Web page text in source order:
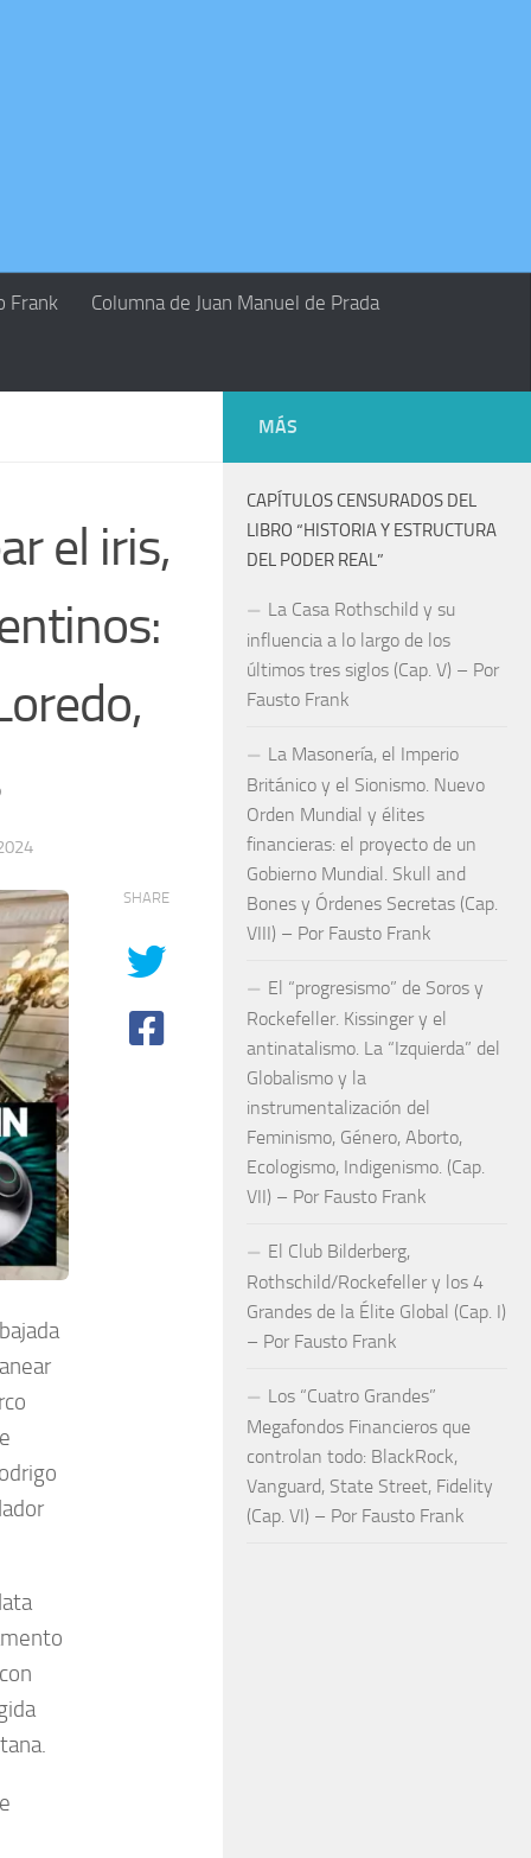
Frank Columna de Juan Manuel de Prada
el iris,
SHARE
MÁS
CAPÍTULOS CENSURADOS DEL
LIBRO “HISTORIA Y ESTRUCTURA
DEL PODER REAL”
La Casa Rothschild y su
influencia a lo largo de los
últimos tres siglos (Cap. V) – Por
Fausto Frank
La Masonería, el Imperio
Británico y el Sionismo. Nuevo
Orden Mundial y élites
financieras: el proyecto de un
Gobierno Mundial. Skull and
Bones y Órdenes Secretas (Cap.
VIII) – Por Fausto Frank
El “progresismo” de Soros y
Rockefeller. Kissinger y el
antinatalismo. La “Izquierda” del
Globalismo y la
instrumentalización del
Feminismo, Género, Aborto,
Ecologismo, Indigenismo. (Cap.
VII) – Por Fausto Frank
El Club Bilderberg,
Rothschild/Rockefeller y los 4
Grandes de la Élite Global (Cap. I)
– Por Fausto Frank
Los “Cuatro Grandes”
Megafondos Financieros que
controlan todo: BlackRock,
Vanguard, State Street, Fidelity
(Cap. VI) – Por Fausto Frank